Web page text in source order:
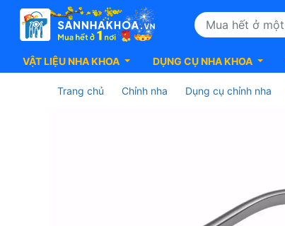
VẬT LIỆU NHA KHOA DỤNG CỤ NHA KHOA
Trang chủ Chỉnh nha Dụng cụ chỉnh nha